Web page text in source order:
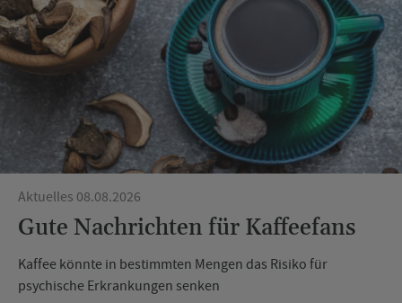
Aktuelles 08.08.2026
Gute Nachrichten für Kaffeefans
Kaffee könnte in bestimmten Mengen das Risiko für
psychische Erkrankungen senken